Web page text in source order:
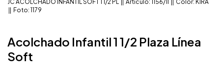
JC ACOLCHADO INFANTIL SOFT 1 1/2 PL || Articulo: 1156/1I || Color: KIRA
|| Foto: 1179
Acolchado Infantil 1 1/2 Plaza Línea
Soft